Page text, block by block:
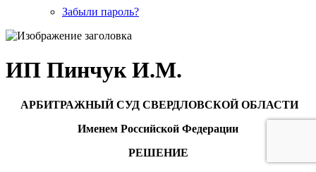
Забыли пароль?
ИП Пинчук И.М.
АРБИТРАЖНЫЙ СУД СВЕРДЛОВСКОЙ ОБЛАСТИ
Именем Российской Федерации
РЕШЕНИЕ